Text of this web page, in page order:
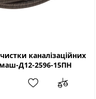
каналізаційних
Д12-2596-15ПН